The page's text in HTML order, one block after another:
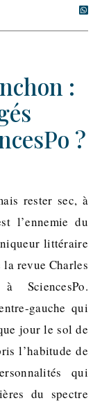
:
?
l’ennemie du
littéraire
revue Charles
SciencesPo.
gauche qui
jour le sol de
l’habitude de
qui
du spectre